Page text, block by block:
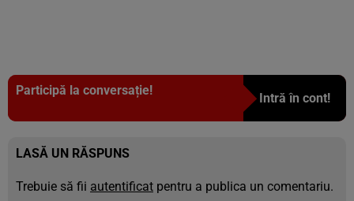
Participă la conversație!
Intră în cont!
LASĂ UN RĂSPUNS
Trebuie să fii autentificat pentru a publica un comentariu.